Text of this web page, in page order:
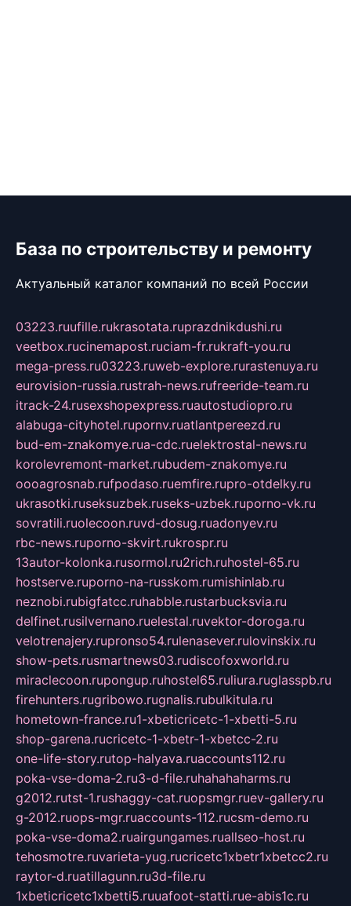
База по строительству и ремонту
Актуальный каталог компаний по всей России
03223.ruufille.rukrasotata.ruprazdnikdushi.ru
veetbox.rucinemapost.ruciam-fr.rukraft-you.ru
mega-press.ru03223.ruweb-explore.rurastenuya.ru
eurovision-russia.rustrah-news.rufreeride-team.ru
itrack-24.rusexshopexpress.ruautostudiopro.ru
alabuga-cityhotel.rupornv.ruatlantpereezd.ru
bud-em-znakomye.rua-cdc.ruelektrostal-news.ru
korolevremont-market.rubudem-znakomye.ru
oooagrosnab.rufpodaso.ruemfire.rupro-otdelky.ru
ukrasotki.ruseksuzbek.ruseks-uzbek.ruporno-vk.ru
sovratili.ruolecoon.ruvd-dosug.ruadonyev.ru
rbc-news.ruporno-skvirt.rukrospr.ru
13autor-kolonka.rusormol.ru2rich.ruhostel-65.ru
hostserve.ruporno-na-russkom.rumishinlab.ru
neznobi.rubigfatcc.ruhabble.rustarbucksvia.ru
delfinet.rusilvernano.ruelestal.ruvektor-doroga.ru
velotrenajery.rupronso54.rulenasever.rulovinskix.ru
show-pets.rusmartnews03.rudiscofoxworld.ru
miraclecoon.rupongup.ruhostel65.ruliura.ruglasspb.ru
firehunters.rugribowo.rugnalis.rubulkitula.ru
hometown-france.ru1-xbeticricetc-1-xbetti-5.ru
shop-garena.rucricetc-1-xbetr-1-xbetcc-2.ru
one-life-story.rutop-halyava.ruaccounts112.ru
poka-vse-doma-2.ru3-d-file.ruhahahaharms.ru
g2012.rutst-1.rushaggy-cat.ruopsmgr.ruev-gallery.ru
g-2012.ruops-mgr.ruaccounts-112.rucsm-demo.ru
poka-vse-doma2.ruairgungames.ruallseo-host.ru
tehosmotre.ruvarieta-yug.rucricetc1xbetr1xbetcc2.ru
raytor-d.ruatillagunn.ru3d-file.ru
1xbeticricetc1xbetti5.ruuafoot-statti.rue-abis1c.ru